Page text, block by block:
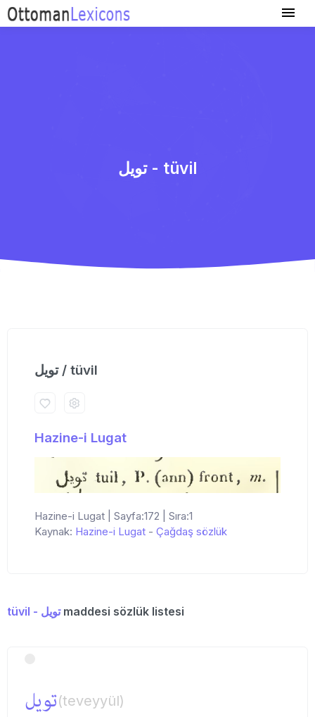
تویل - tüvil
تویل / tüvil
Hazine-i Lugat
Hazine-i Lugat | Sayfa:172 | Sıra:1
Kaynak: Hazine-i Lugat - Çağdaş sözlük
tüvil - تویلmaddesi sözlük listesi
تویل(teveyyül)